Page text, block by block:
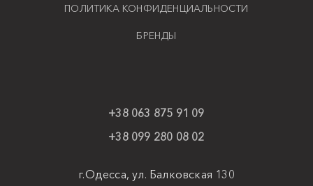
ПОЛИТИКА КОНФИДЕНЦИАЛЬНОСТИ
БРЕНДЫ
+38 063 875 91 09
+38 099 280 08 02
г.Одесса, ул. Балковская 130